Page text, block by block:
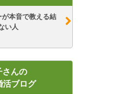
本音で教える結
い人
さんの
活ブログ